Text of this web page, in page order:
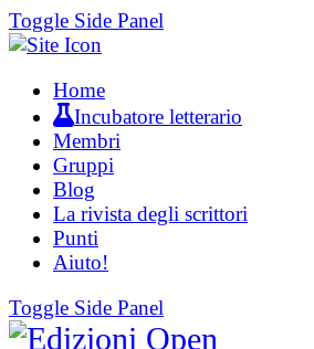
Toggle Side Panel
Home
Incubatore letterario
Membri
Gruppi
Blog
La rivista degli scrittori
Punti
Aiuto!
Toggle Side Panel